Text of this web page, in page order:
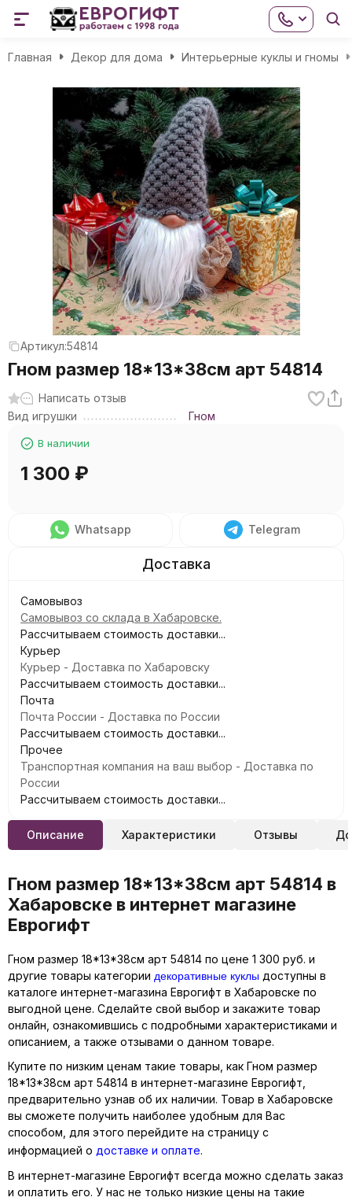
Главная Декор для дома Интерьерные куклы и гномы
Артикул:54814
Гном размер 18*13*38см арт 54814
Написать отзыв
Вид игрушки
Гном
В наличии
1 300 ₽
Whatsapp Telegram
Самовывоз
Самовывоз со склада в Хабаровске.
Рассчитываем стоимость доставки...
Курьер
Курьер - Доставка по Хабаровску
Рассчитываем стоимость доставки...
Почта
Почта России - Доставка по России
Рассчитываем стоимость доставки...
Прочее
Транспортная компания на ваш выбор - Доставка по
России
Рассчитываем стоимость доставки...
Описание Характеристики Отзывы
Гном размер 18*13*38см арт 54814 в
Хабаровске в интернет магазине
Еврогифт
Гном размер 18*13*38см арт 54814 по цене 1 300 руб. и
другие товары категории декоративные куклы доступны в
каталоге интернет-магазина Еврогифт в Хабаровске по
выгодной цене. Сделайте свой выбор и закажите товар
онлайн, ознакомившись с подробными характеристиками и
описанием, а также отзывами о данном товаре.
Купите по низким ценам такие товары, как Гном размер
18*13*38см арт 54814 в интернет-магазине Еврогифт,
предварительно узнав об их наличии. Товар в Хабаровске
вы сможете получить наиболее удобным для Вас
способом, для этого перейдите на страницу с
информацией о доставке и оплате.
В интернет-магазине Еврогифт всегда можно сделать заказ
и оплатить его. У нас не только низкие цены на такие